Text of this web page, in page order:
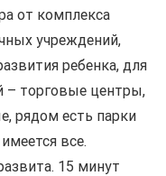
от комплекса
учреждений,
ребенка, для
– торговые центры,
рядом есть парки
все.
15 минут